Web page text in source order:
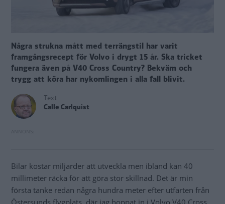
Några strukna mått med terrängstil har varit
framgångsrecept för Volvo i drygt 15 år. Ska tricket
fungera även på V40 Cross Country? Bekväm och
trygg att köra har nykomlingen i alla fall blivit.
Text
Calle Carlquist
Bilar kostar miljarder att utveckla men ibland kan 40
millimeter räcka för att göra stor skillnad. Det är min
första tanke redan några hundra meter efter utfarten från
Östersunds flygplats, där jag hoppat in i Volvo V40 Cross